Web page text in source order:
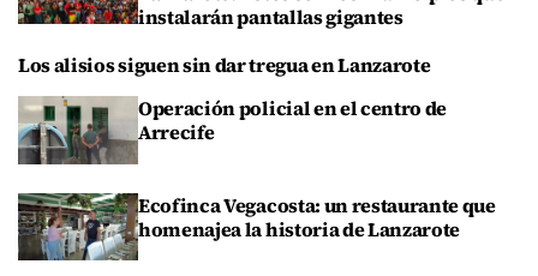
instalarán pantallas gigantes
Los alisios siguen sin dar tregua en Lanzarote
Operación policial en el centro de
Arrecife
Ecofinca Vegacosta: un restaurante que
homenajea la historia de Lanzarote